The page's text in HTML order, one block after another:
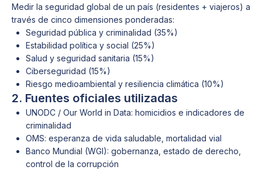
Medir la seguridad global de un país (residentes + viajeros) a
través de cinco dimensiones ponderadas:
Seguridad pública y criminalidad (35%)
Estabilidad política y social (25%)
Salud y seguridad sanitaria (15%)
Ciberseguridad (15%)
Riesgo medioambiental y resiliencia climática (10%)
2. Fuentes oficiales utilizadas
UNODC / Our World in Data: homicidios e indicadores de
criminalidad
OMS: esperanza de vida saludable, mortalidad vial
Banco Mundial (WGI): gobernanza, estado de derecho,
control de la corrupción